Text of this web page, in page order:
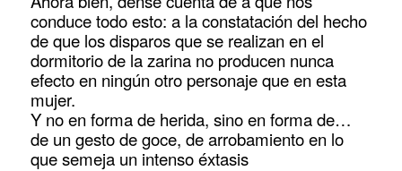
conduce todo esto: a la constatación del hecho
de que los disparos que se realizan en el
dormitorio de la zarina no producen nunca
efecto en ningún otro personaje que en esta
mujer.
Y no en forma de herida, sino en forma de…
de un gesto de goce, de arrobamiento en lo
que semeja un intenso éxtasis